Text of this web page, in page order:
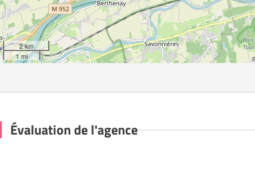
2 km
1 mi
Évaluation de l'agence